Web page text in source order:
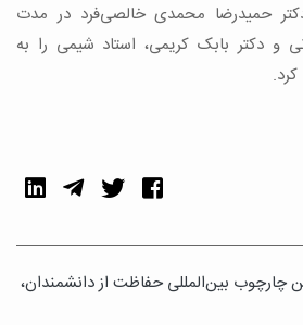
حمیدرضا محمدی خالصی‌فرد در مدت
و دکتر بابک کریمی، استاد شیمی را به
چارچوب بین‌المللی حفاظت از دانشمندان،